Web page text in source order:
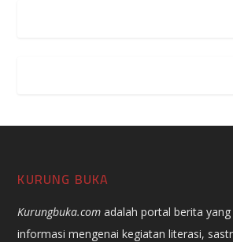
KURUNG BUKA
Kurungbuka.com adalah portal berita
informasi mengenai kegiatan literasi,